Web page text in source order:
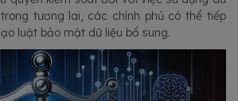
tương lai, các chính phủ có thể tiếp
luật bảo mật dữ liệu bổ sung.